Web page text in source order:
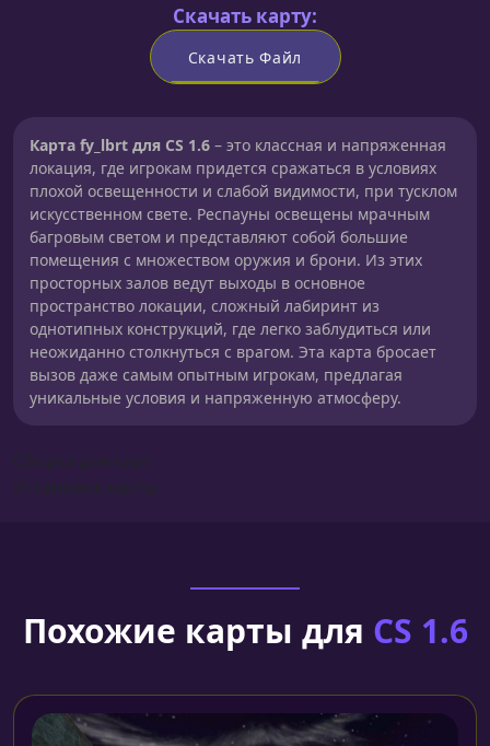
Скачать карту:
Скачать Файл
Карта fy_lbrt для CS 1.6 – это классная и напряженная
локация, где игрокам придется сражаться в условиях
плохой освещенности и слабой видимости, при тусклом
искусственном свете. Респауны освещены мрачным
багровым светом и представляют собой большие
помещения с множеством оружия и брони. Из этих
просторных залов ведут выходы в основное
пространство локации, сложный лабиринт из
однотипных конструкций, где легко заблудиться или
неожиданно столкнуться с врагом. Эта карта бросает
вызов даже самым опытным игрокам, предлагая
уникальные условия и напряженную атмосферу.
Похожие карты для CS 1.6